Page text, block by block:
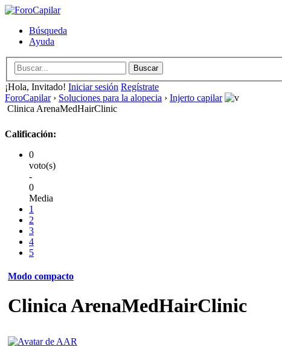
Búsqueda
Ayuda
¡Hola, Invitado! Iniciar sesión Regístrate
ForoCapilar› Soluciones para la alopecia › Injerto capilar
Clinica ArenaMedHairClinic
Calificación:
0
voto(s)
-
0
Media
1
2
3
4
5
Modo compacto
Clinica ArenaMedHairClinic